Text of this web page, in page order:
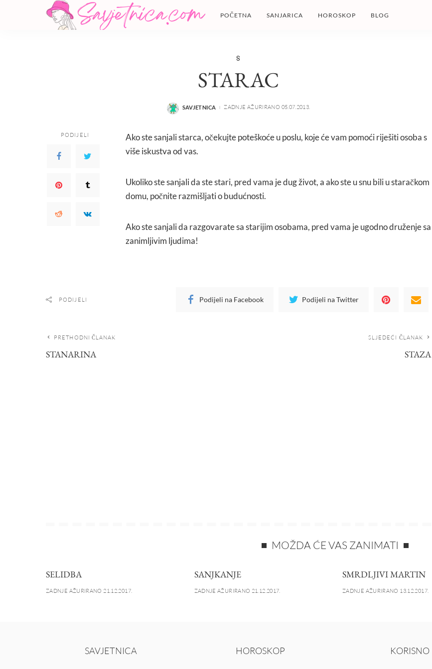
POČETNA SANJARICA HOROSKOP BLOG
S
STARAC
POSTED
SAVJETNICA ZADNJE AŽURIRANO 05.07.2013.
PODIJELI
Ako ste sanjali starca, očekujte poteškoće u poslu, koje će vam pomoći riješiti osoba s
više iskustva od vas.
Ukoliko ste sanjali da ste stari, pred vama je dug život, a ako ste u snu bili u staračkom
domu, počnite razmišljati o budućnosti.
Ako ste sanjali da razgovarate sa starijim osobama, pred vama je ugodno druženje sa
zanimljivim ljudima!
PODIJELI Podijeli na Facebook Podijeli na Twitter
PRETHODNI ČLANAK
STANARINA
SLJEDEĆI ČLANAK
STAZA
MOŽDA ĆE VAS ZANIMATI
SELIDBA
ZADNJE AŽURIRANO 21.12.2017.
SANJKANJE
ZADNJE AŽURIRANO 21.12.2017.
SMRDLJIVI MARTIN
ZADNJE AŽURIRANO 13.12.2017.
SAVJETNICA HOROSKOP KORISNO